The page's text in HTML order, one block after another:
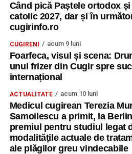
Când pică Paștele ortodox și
catolic 2027, dar și în
cugirinfo.ro
CUGIRENI acum 9 luni
Foarfeca, visul și scena:
unui frizer din Cugir spre
internațional
ACTUALITATE acum 10 luni
Medicul cugirean Terezia
Samoilescu a primit, la
premiul pentru studiul legat
modalitățile actuale de
ale plăgilor greu vindecabile